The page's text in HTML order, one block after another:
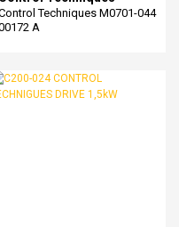
Techniques M0701-044
A